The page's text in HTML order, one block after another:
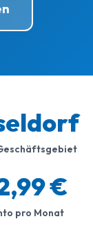
€
pro Monat